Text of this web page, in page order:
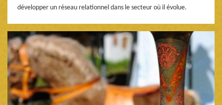
développer un réseau relationnel dans le secteur où il évolue.